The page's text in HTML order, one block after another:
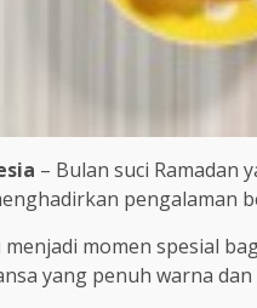
– Bulan suci Ramadan
pengalaman
menjadi momen spesial
yang penuh warna dan